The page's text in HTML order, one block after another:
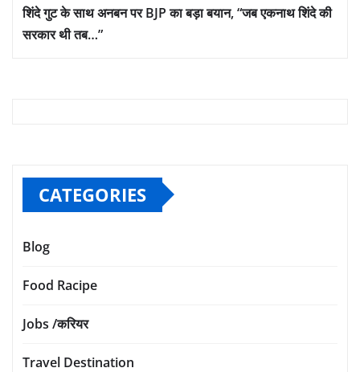
शिंदे गुट के साथ अनबन पर BJP का बड़ा बयान, “जब एकनाथ शिंदे की
सरकार थी तब…”
CATEGORIES
Blog
Food Racipe
Jobs /करियर
Travel Destination